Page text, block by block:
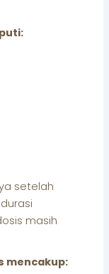
setelah
masih
mencakup: